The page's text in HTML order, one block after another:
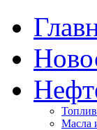
Масла